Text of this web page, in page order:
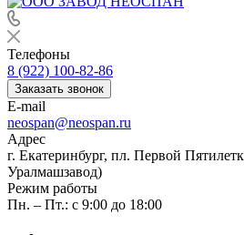
Телефоны
8 (922) 100-82-86
Заказать звонок
E-mail
neospan@neospan.ru
Адрес
г. Екатеринбург, пл. Первой
Уралмашзавод)
Режим работы
Пн. – Пт.: с 9:00 до 18:00